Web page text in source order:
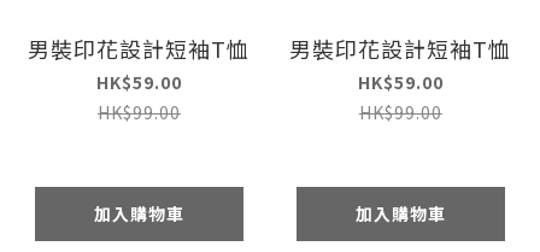
男裝印花設計短袖T恤
HK$59.00
HK$99.00
加入購物車
男裝印花設計短袖T恤
HK$59.00
HK$99.00
加入購物車